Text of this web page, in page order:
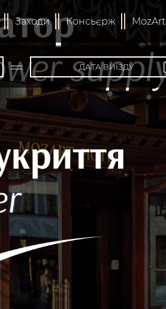
Заходи Консьєрж MozArt